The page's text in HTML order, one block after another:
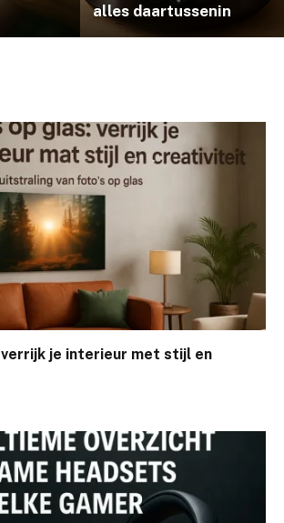
alles daartussenin
je interieur met stijl en